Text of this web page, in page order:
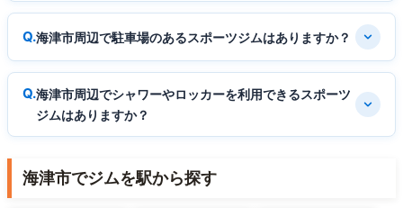
海津市周辺で駐車場のあるスポーツジムはありますか？
海津市周辺でシャワーやロッカーを利用できるスポーツ
ジムはありますか？
海津市でジムを駅から探す